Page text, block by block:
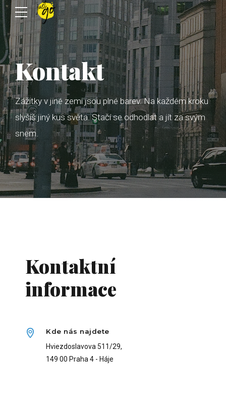
Kontakt
Zážitky v jiné zemi jsou plné barev. Na každém kroku
slyšíš jiný kus světa. Stačí se odhodlat a jít za svým
snem.
Kontaktní
informace
Kde nás najdete
Hviezdoslavova 511/29,
149 00 Praha 4 - Háje